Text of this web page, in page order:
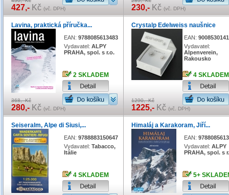
427,- Kč (vč. DPH) 230,- Kč (vč. DPH)
Lavina, praktická příručka...
EAN: 9788085613483
Vydavatel: ALPY
PRAHA, spol. s r.o.
368,- Kč
280,- Kč (vč. DPH)
2 SKLADEM
Crystalp Edelweiss naušnice
EAN:
Vydavatel:
Alpenverein,
Rakousko
1290,- Kč
1225,- Kč (vč. DPH)
4 SKLADEM
Seiseralm, Alpe di Siusi,...
EAN: 9788883150647
Vydavatel: Tabacco,
Itálie
4 SKLADEM
Himaláj a Karakoram, Jiří...
EAN:
Vydavatel: ALPY
PRAHA, spol. s
5+